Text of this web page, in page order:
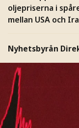
oljepriserna i
mellan USA och
Nyhetsbyrån